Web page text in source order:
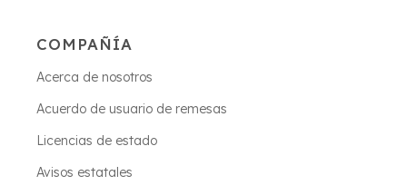
COMPAÑÍA
Acerca de nosotros
Acuerdo de usuario de remesas
Licencias de estado
Avisos estatales